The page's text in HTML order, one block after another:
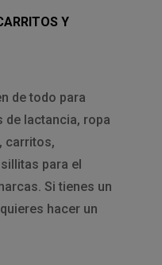
Y
de todo para
de lactancia, ropa
carritos,
para el
Si tienes un
hacer un